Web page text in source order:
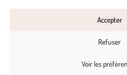
Accepter
Refuser
Voir les
les rêves de
Conditions Générales de Vente
Mentions